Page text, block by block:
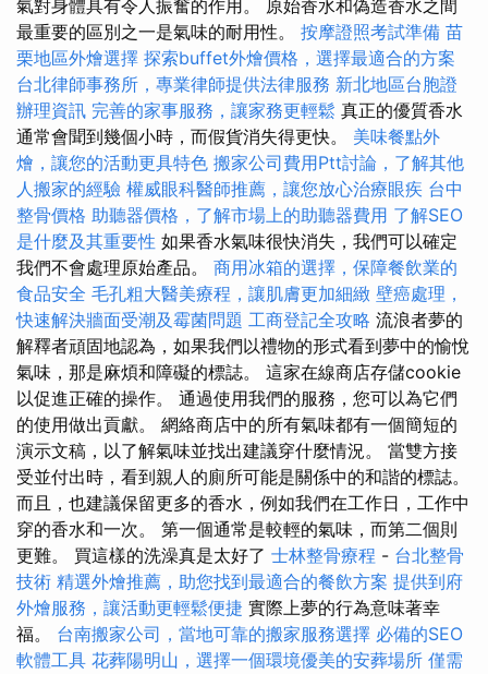
氣對身體具有令人振奮的作用。 原始香水和偽造香水之間
最重要的區別之一是氣味的耐用性。 按摩證照考試準備 苗
栗地區外燴選擇 探索buffet外燴價格，選擇最適合的方案
台北律師事務所，專業律師提供法律服務 新北地區台胞證
辦理資訊 完善的家事服務，讓家務更輕鬆 真正的優質香水
通常會聞到幾個小時，而假貨消失得更快。 美味餐點外
燴，讓您的活動更具特色 搬家公司費用Ptt討論，了解其他
人搬家的經驗 權威眼科醫師推薦，讓您放心治療眼疾 台中
整骨價格 助聽器價格，了解市場上的助聽器費用 了解SEO
是什麼及其重要性 如果香水氣味很快消失，我們可以確定
我們不會處理原始產品。 商用冰箱的選擇，保障餐飲業的
食品安全 毛孔粗大醫美療程，讓肌膚更加細緻 壁癌處理，
快速解決牆面受潮及霉菌問題 工商登記全攻略 流浪者夢的
解釋者頑固地認為，如果我們以禮物的形式看到夢中的愉悅
氣味，那是麻煩和障礙的標誌。 這家在線商店存儲cookie
以促進正確的操作。 通過使用我們的服務，您可以為它們
的使用做出貢獻。 網絡商店中的所有氣味都有一個簡短的
演示文稿，以了解氣味並找出建議穿什麼情況。 當雙方接
受並付出時，看到親人的廁所可能是關係中的和諧的標誌。
而且，也建議保留更多的香水，例如我們在工作日，工作中
穿的香水和一次。 第一個通常是較輕的氣味，而第二個則
更難。 買這樣的洗澡真是太好了 士林整骨療程 - 台北整骨
技術 精選外燴推薦，助您找到最適合的餐飲方案 提供到府
外燴服務，讓活動更輕鬆便捷 實際上夢的行為意味著幸
福。 台南搬家公司，當地可靠的搬家服務選擇 必備的SEO
軟體工具 花葬陽明山，選擇一個環境優美的安葬場所 僅需